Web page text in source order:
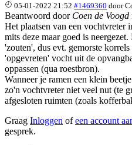
05-01-2022 21:52 #1469360 door
Beantwoord door Coen de Voogd
Het plaatsen van een vochtvreter
mits deze maar goed is
'zouten', dus evt. gemorste
'opgevreten' vocht uit de
oppassen (qua roestbron).
Wanneer je ramen een klein
zo'n vochtvreter niet veel nut (te
afgesloten ruimten (zoals
Graag Inloggen ofeen account
gesprek.